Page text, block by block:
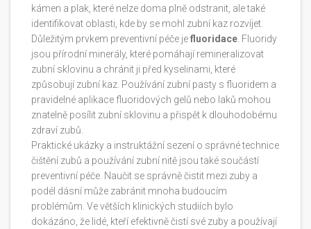
kámen a plak, které nelze doma plně odstranit, ale také
identifikovat oblasti, kde by se mohl zubní kaz rozvíjet.
Důležitým prvkem preventivní péče jefluoridace. Fluoridy
jsou přírodní minerály, které pomáhají remineralizovat
zubní sklovinu a chránit ji před kyselinami, které
způsobují zubní kaz. Používání zubní pasty s fluoridem a
pravidelné aplikace fluoridových gelů nebo laků mohou
znatelně posílit zubní sklovinu a přispět k dlouhodobému
zdraví zubů.
Praktické ukázky a instruktážní sezení o správné technice
čištění zubů a používání zubní nitě jsou také součástí
preventivní péče. Naučit se správně čistit mezi zuby a
podél dásní může zabránit mnoha budoucím
problémům. Ve větších klinických studiích bylo
dokázáno, že lidé, kteří efektivně čistí své zuby a používají